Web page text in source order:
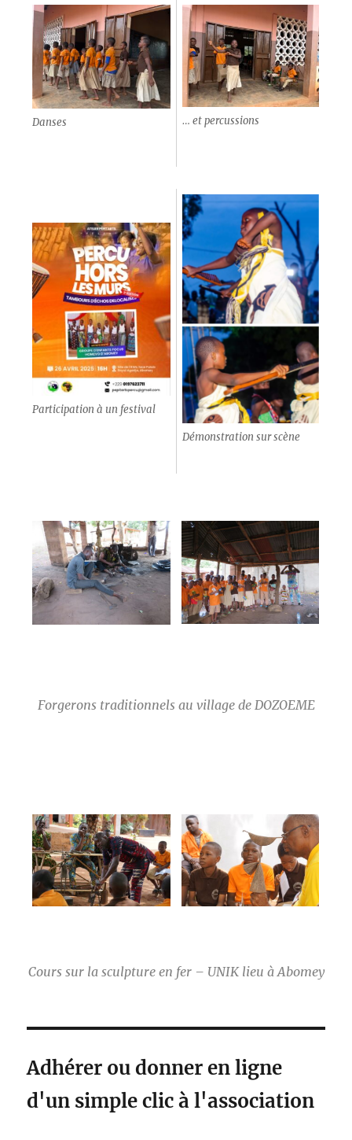
Danses … et percussions
Participation à un festival
Démonstration sur scène
Forgerons traditionnels au village de DOZOEME
Cours sur la sculpture en fer – UNIK lieu à Abomey
Adhérer ou donner en ligne
d'un simple clic à l'association